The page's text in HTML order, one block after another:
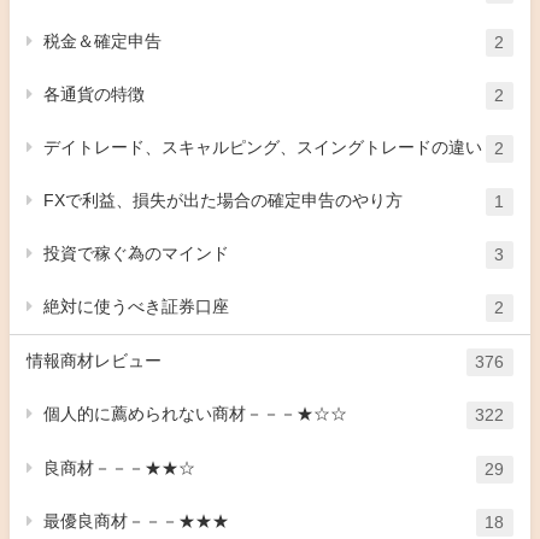
税金＆確定申告 2
各通貨の特徴 2
デイトレード、スキャルピング、スイングトレードの違い 2
FXで利益、損失が出た場合の確定申告のやり方 1
投資で稼ぐ為のマインド 3
絶対に使うべき証券口座 2
情報商材レビュー 376
個人的に薦められない商材－－－★☆☆ 322
良商材－－－★★☆ 29
最優良商材－－－★★★ 18